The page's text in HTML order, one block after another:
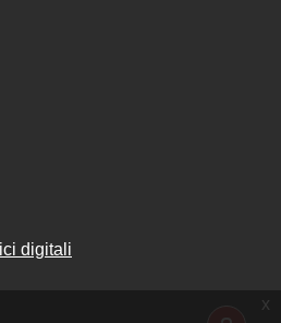
x
digitali